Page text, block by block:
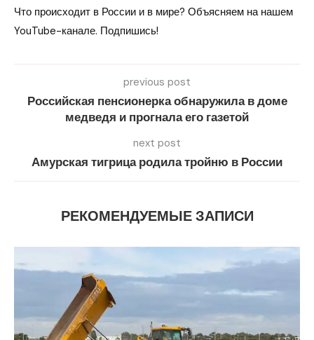
Что происходит в России и в мире? Объясняем на нашем
YouTube-канале. Подпишись!
previous post
Российская пенсионерка обнаружила в доме
медведя и прогнала его газетой
next post
Амурская тигрица родила тройню в России
РЕКОМЕНДУЕМЫЕ ЗАПИСИ